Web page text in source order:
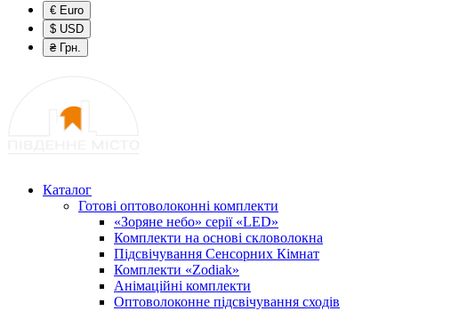
€ Euro
$ USD
₴ Грн.
Каталог
Готові оптоволоконні комплекти
«Зоряне небо» серії «LED»
Комплекти на основі скловолокна
Підсвічування Сенсорних Кімнат
Комплекти «Zodiak»
Анімаційні комплекти
Оптоволоконне підсвічування сходів